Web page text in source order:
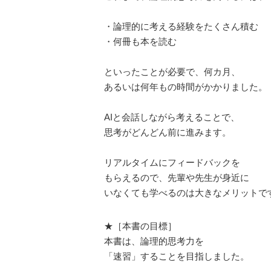
・論理的に考える経験をたくさん積む
・何冊も本を読む
といったことが必要で、何カ月、
あるいは何年もの時間がかかりました。
AIと会話しながら考えることで、
思考がどんどん前に進みます。
リアルタイムにフィードバックを
もらえるので、先輩や先生が身近に
いなくても学べるのは大きなメリットで
★［本書の目標］
本書は、論理的思考力を
「速習」することを目指しました。